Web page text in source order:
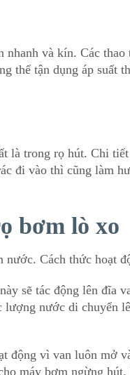
và kín. Các
thể tận dụng áp suất
là trong rọ hút. Chi
đi vào thì cũng làm
bơm lò xo
Cách thức hoạt
sẽ tác động lên đĩa
nước di chuyển
động vì van luôn mở
máy bơm ngừng